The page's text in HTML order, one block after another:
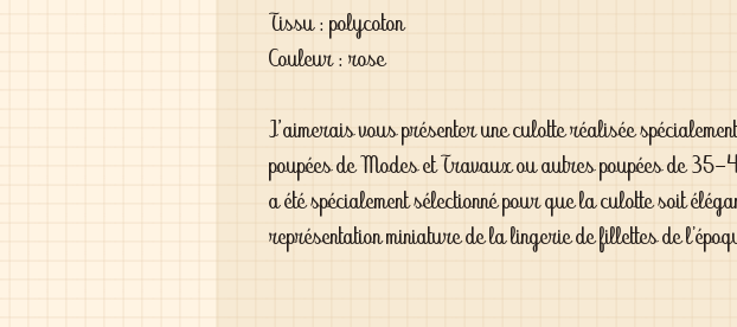
Tissu : polycoton
Couleur : rose
J'aimerais vous présenter une culotte réalisée
poupées de Modes et Travaux ou autres poupées de 35-
a été spécialement sélectionné pour que la culotte soit
représentation miniature de la lingerie de fillettes de